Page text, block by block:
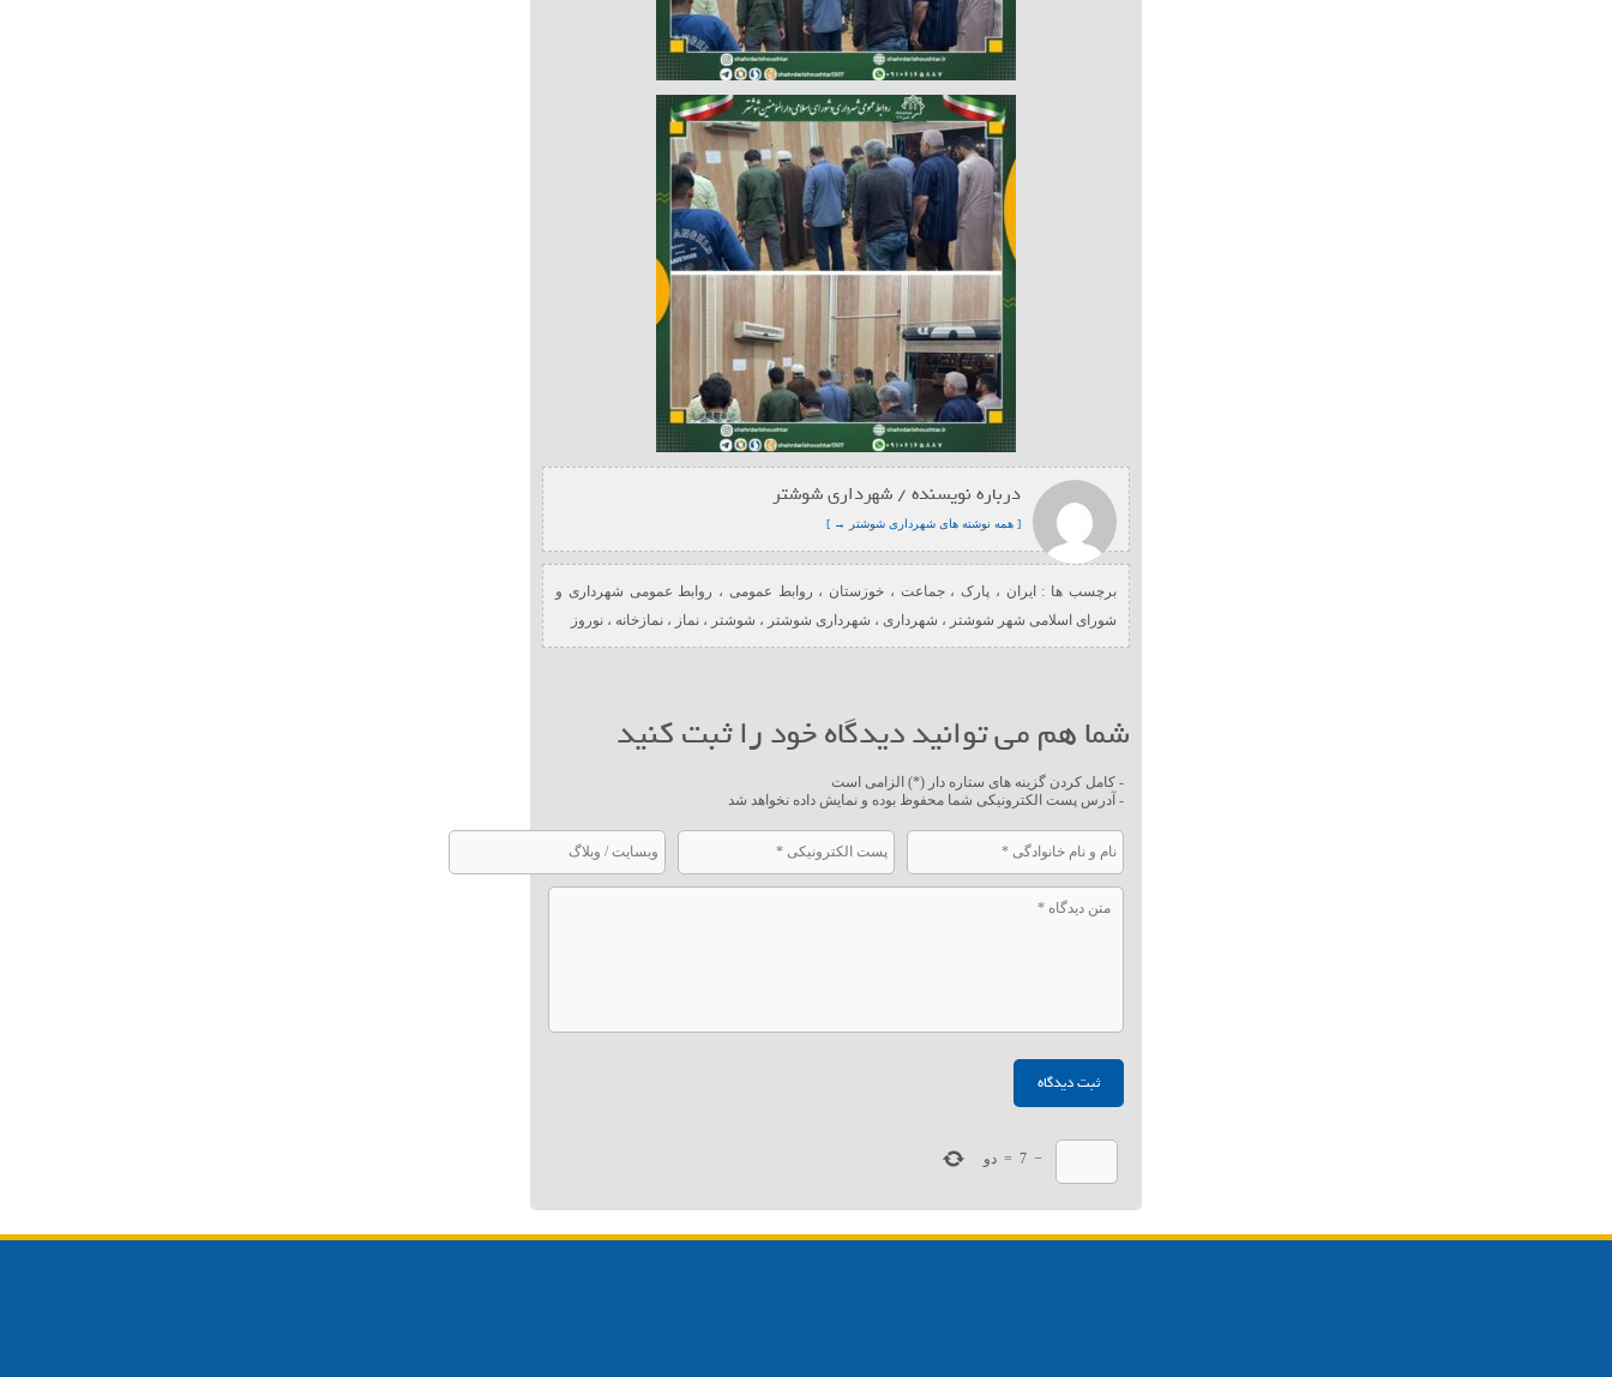
درباره نویسنده / شهرداری شوشتر
[ همه نوشته های شهرداری شوشتر → ]
برچسب ها : ایران ، پارک،جماعت ، خوزستان ، روابط عمومی ، روابط عمومی شهرداری و
شورای اسلامی شهر شوشتر ، شهرداری ، شهرداری شوشتر ، شوشتر ، نماز ، نمازخانه ، نوروز
شما هم می توانید دیدگاه خود را ثبت کنید
- کامل کردن گزینه های ستاره دار (*) الزامی است
- آدرس پست الکترونیکی شما محفوظ بوده و نمایش داده نخواهد شد
−
7
= دو